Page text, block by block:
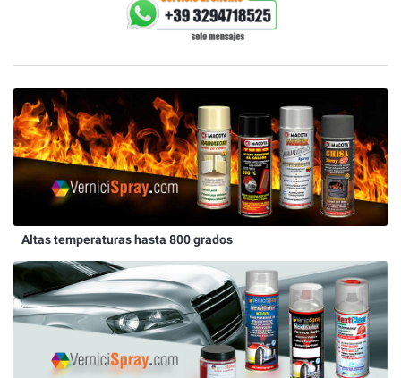
Altas temperaturas hasta 800 grados